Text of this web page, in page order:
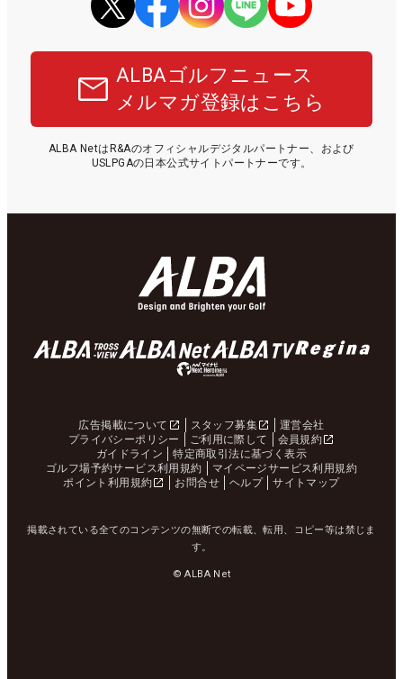
ALBAゴルフニュース
メルマガ登録はこちら
ALBA NetはR&Aのオフィシャルデジタルパートナー、および
USLPGAの日本公式サイトパートナーです。
広告掲載について スタッフ募集
運営会社
プライバシーポリシー
ご利用に際して
会員規約
ガイドライン
特定商取引法に基づく表示
ゴルフ場予約サービス利用規約
マイページサービス利用規約
ポイント利用規約
お問合せ ヘルプ サイトマップ
掲載されている全てのコンテンツの無断での転載、転用、コピー等は禁じま
す。
© ALBA Net